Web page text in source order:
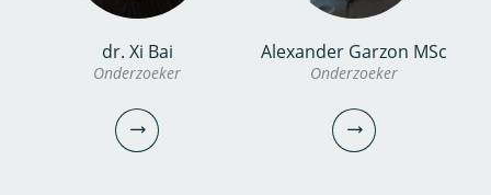
dr. Xi Bai
Onderzoeker
Alexander Garzon MSc
Onderzoeker